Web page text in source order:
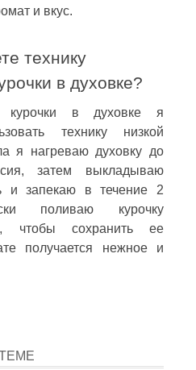
и вкус.
технику
в духовке?
курочки в духовке я
технику низкой
я нагреваю духовку до
затем выкладываю
и запекаю в течение 2
поливаю курочку
чтобы сохранить ее
получается нежное и